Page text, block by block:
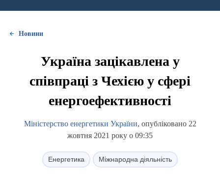
Новини
Україна зацікавлена у
співпраці з Чехією у сфері
енергоефективності
Міністерство енергетики України, опубліковано 22
жовтня 2021 року о 09:35
Енергетика Міжнародна діяльність